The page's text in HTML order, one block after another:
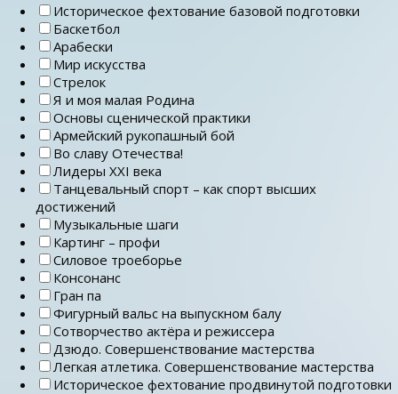
Историческое фехтование базовой подготовки
Баскетбол
Арабески
Мир искусства
Стрелок
Я и моя малая Родина
Основы сценической практики
Армейский рукопашный бой
Во славу Отечества!
Лидеры ХХI века
Танцевальный спорт – как спорт высших
достижений
Музыкальные шаги
Картинг – профи
Силовое троеборье
Консонанс
Гран па
Фигурный вальс на выпускном балу
Сотворчество актёра и режиссера
Дзюдо. Совершенствование мастерства
Легкая атлетика. Совершенствование мастерства
Историческое фехтование продвинутой подготовки